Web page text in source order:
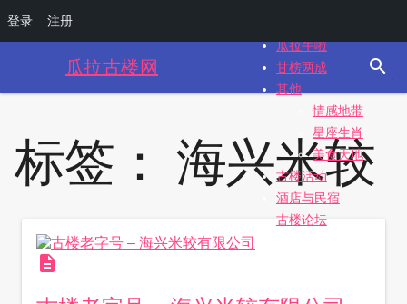
瓜拉古楼网
瓜拉牛啦
甘榜两成
其他
情感地带
星座生肖
美食天地
古楼活动
酒店与民宿
古楼论坛
search
标签： 海兴米较
description
登录 注册